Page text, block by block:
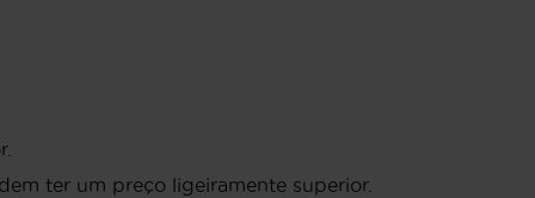
ter um preço ligeiramente superior.